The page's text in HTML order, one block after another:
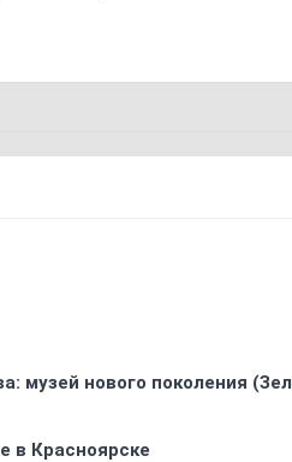
музей нового поколения
в Красноярске